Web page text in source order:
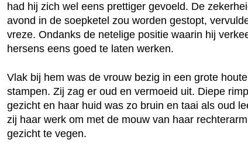
had hij zich wel eens prettiger gevoeld. De
avond in de soepketel zou worden gestopt,
vreze. Ondanks de netelige positie waarin hij
hersens eens goed te laten werken.
Vlak bij hem was de vrouw bezig in een grote
stampen. Zij zag er oud en vermoeid uit. Diepe
gezicht en haar huid was zo bruin en taai als oud
zij haar werk om met de mouw van haar
gezicht te vegen.